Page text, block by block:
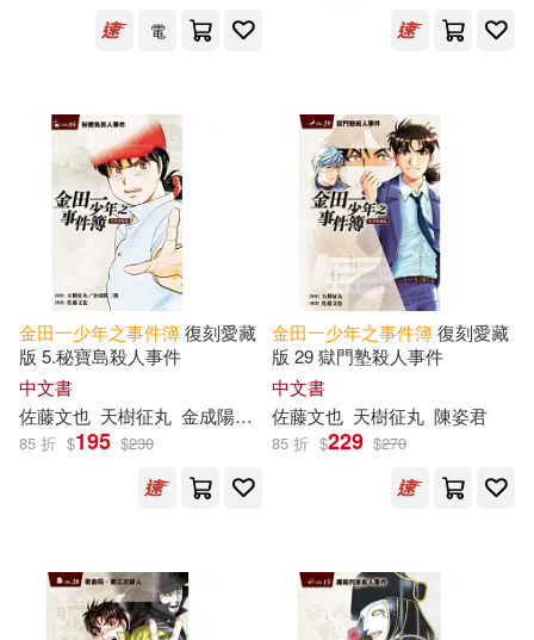
電
金田一少年之事件簿復刻愛藏
版 5.秘寶島殺人事件
中文書
佐藤文也 天樹征丸 金成陽三郎 陳姿君
85 折 $195 $230
金田一少年之事件簿復刻愛藏
版 29 獄門塾殺人事件
中文書
佐藤文也 天樹征丸 陳姿君
85 折 $229 $270